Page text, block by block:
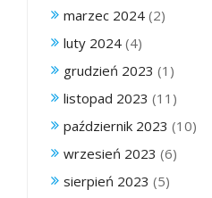
marzec 2024 (2)
luty 2024 (4)
grudzień 2023 (1)
listopad 2023 (11)
październik 2023 (10)
wrzesień 2023 (6)
sierpień 2023 (5)